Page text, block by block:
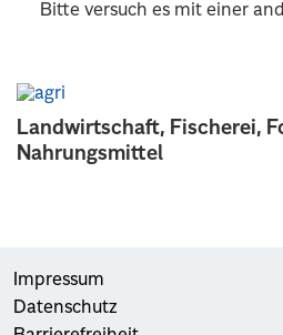
Landwirtschaft, Fischerei,
Nahrungsmittel
Bitte versuch es mit einer
Impressum
Datenschutz